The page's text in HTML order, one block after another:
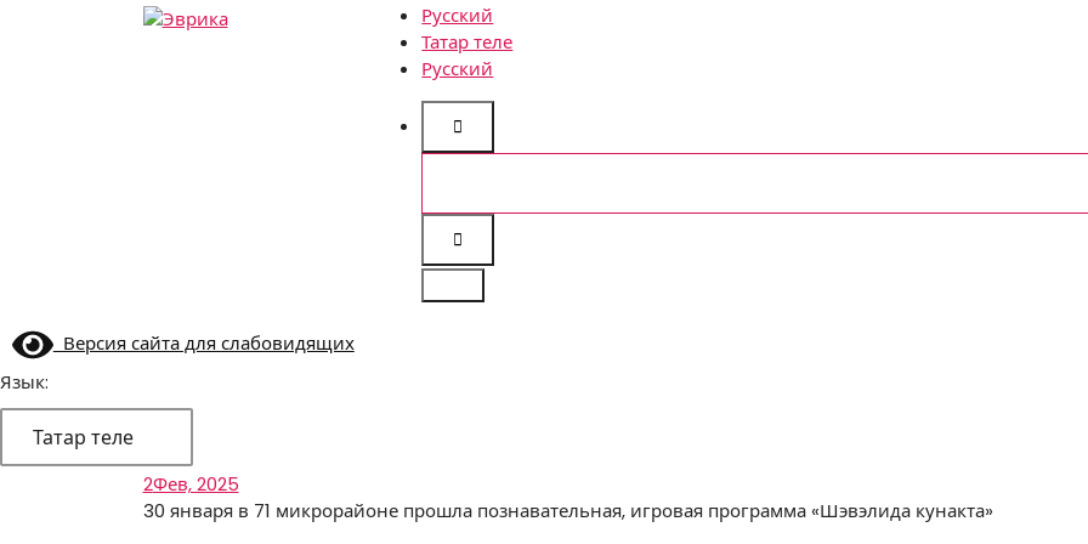
Русский
Татар теле
Русский
Версия сайта для слабовидящих
Язык:
Татар теле
2Фев, 2025
30 января в 71 микрорайоне прошла познавательная, игровая программа «Шэвэлида кунакта»